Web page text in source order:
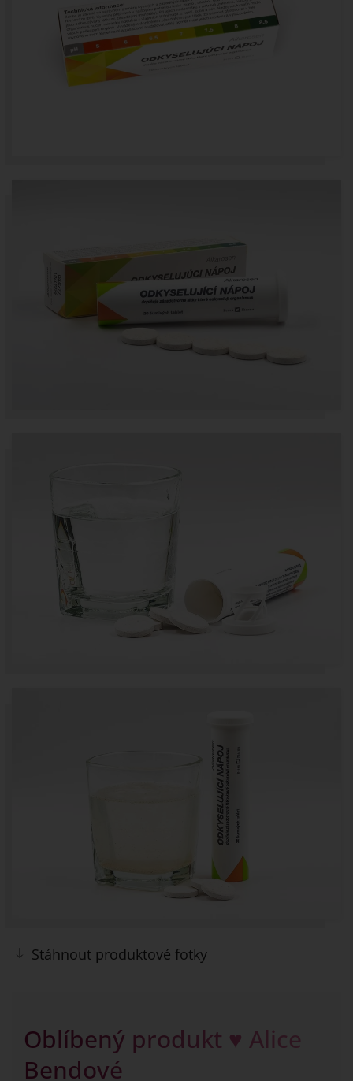
Stáhnout produktové fotky
Oblíbený produkt ♥ Alice
Bendové